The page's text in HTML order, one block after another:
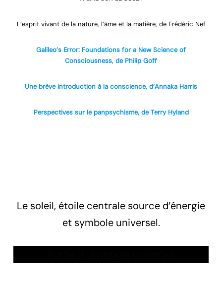
L’esprit vivant de la nature, l’âme et la matière, de Frédéric Nef
Galileo’s Error: Foundations for a New Science of
Consciousness, de Philip Goff
Une brève introduction à la conscience, d’Annaka Harris
Perspectives sur le panpsychisme, de Terry Hyland
Le soleil, étoile centrale source d’énergie
et symbole universel.